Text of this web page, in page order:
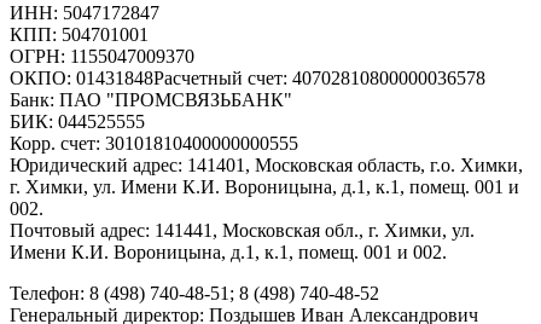
ИНН: 5047172847
КПП: 504701001
ОГРН: 1155047009370
ОКПО: 01431848Расчетный счет: 40702810800000036578
Банк: ПАО "ПРОМСВЯЗЬБАНК"
БИК: 044525555
Корр. счет: 30101810400000000555
Юридический адрес: 141401, Московская область, г.о. Химки,
г. Химки, ул. Имени К.И. Вороницына, д.1, к.1, помещ. 001 и
002.
Почтовый адрес: 141441, Московская обл., г. Химки, ул.
Имени К.И. Вороницына, д.1, к.1, помещ. 001 и 002.
Телефон: 8 (498) 740-48-51; 8 (498) 740-48-52
Генеральный директор: Поздышев Иван Александрович